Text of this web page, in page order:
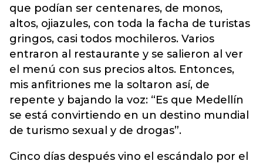
que podían ser centenares, de monos,
altos, ojiazules, con toda la facha de turistas
gringos, casi todos mochileros. Varios
entraron al restaurante y se salieron al ver
el menú con sus precios altos. Entonces,
mis anfitriones me la soltaron así, de
repente y bajando la voz: “Es que Medellín
se está convirtiendo en un destino mundial
de turismo sexual y de drogas”.
Cinco días después vino el escándalo por el